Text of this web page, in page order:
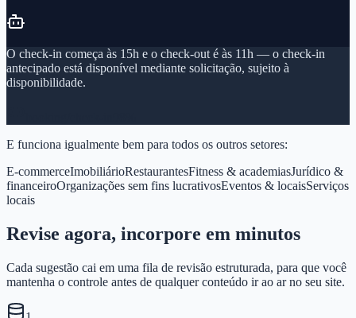
O check-in começa às 15h e o check-out é às 11h — o check-in
antecipado está disponível mediante solicitação, sujeito à
disponibilidade.
E funciona igualmente bem para todos os outros setores:
E-commerceImobiliárioRestaurantesFitness & academiasJurídico &
financeiroOrganizações sem fins lucrativosEventos & locaisServiços
locais
Revise agora, incorpore em minutos
Cada sugestão cai em uma fila de revisão estruturada, para que você
mantenha o controle antes de qualquer conteúdo ir ao ar no seu site.